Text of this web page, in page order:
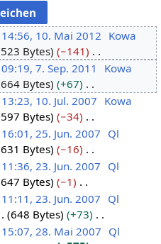
14:56, 10. Mai 2012 Kowa
523 Bytes
−141
09:19, 7. Sep. 2011
Kowa
664 Bytes
+67
13:23, 10. Jul. 2007 Kowa
597 Bytes
−34
16:01, 25. Jun. 2007 Ql
631 Bytes
−16
11:36, 23. Jun. 2007 Ql
647 Bytes
−1
11:11, 23. Jun. 2007 Ql
648 Bytes
+73
15:07, 28. Mai 2007 Ql